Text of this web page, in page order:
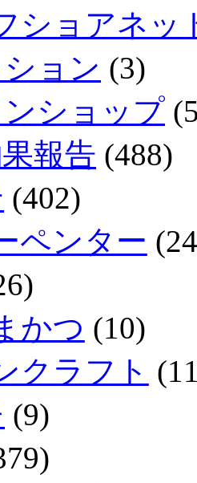
ショアネッ
ョン (3)
ショップ
報告 (488)
(402)
ペンター
かつ (10)
クラフト
(9)